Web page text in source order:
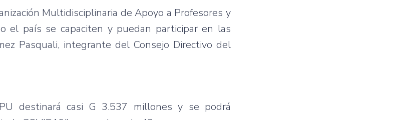
Multidisciplinaria de Apoyo a Profesores y
el país se capaciten y puedan participar en las
Pasquali, integrante del Consejo Directivo del
destinará casi G 3.537 millones y se podrá